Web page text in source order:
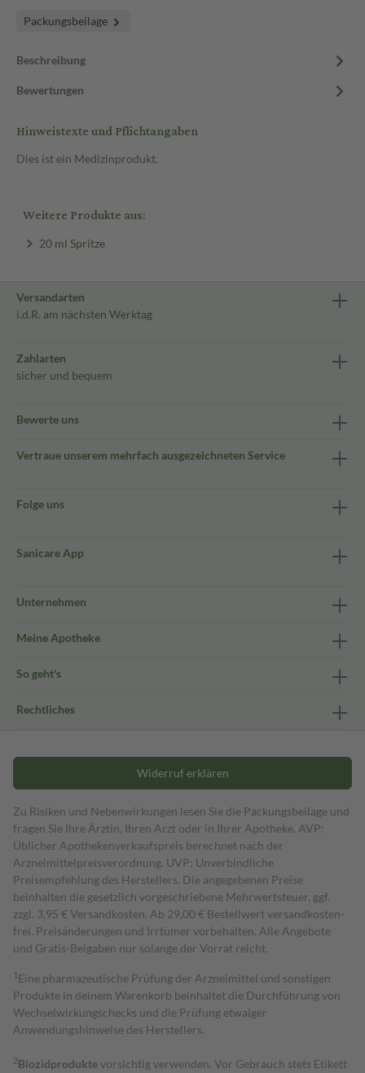
Packungsbeilage
Beschreibung
Bewertungen
Hinweistexte und Pflichtangaben
Dies ist ein Medizinprodukt.
Weitere Produkte aus:
20 ml Spritze
Versandarten
i.d.R. am nächsten Werktag
Zahlarten
sicher und bequem
Bewerte uns
Vertraue unserem mehrfach ausgezeichneten Service
Folge uns
Sanicare App
Unternehmen
Meine Apotheke
So geht's
Rechtliches
Widerruf erklären
Zu Risiken und Nebenwirkungen lesen Sie die Packungsbeilage und
fragen Sie Ihre Ärztin, Ihren Arzt oder in Ihrer Apotheke. AVP:
Üblicher Apothekenverkaufspreis berechnet nach der
Arzneimittelpreisverordnung. UVP: Unverbindliche
Preisempfehlung des Herstellers. Die angegebenen Preise
beinhalten die gesetzlich vorgeschriebene Mehrwertsteuer, ggf.
zzgl. 3,95 € Versandkosten. Ab 29,00 € Bestell­wert versand­kosten­
frei. Preisänderungen und Irrtümer vorbehalten. Alle Angebote
und Gratis-Beigaben nur solange der Vorrat reicht.
1 Eine pharmazeutische Prüfung der Arzneimittel und sonstigen
Produkte in deinem Warenkorb beinhaltet die Durchführung von
Wechselwirkungschecks und die Prüfung etwaiger
Anwendungshinweise des Herstellers.
2Biozidproduktevorsichtig verwenden. Vor Gebrauch stets Etikett